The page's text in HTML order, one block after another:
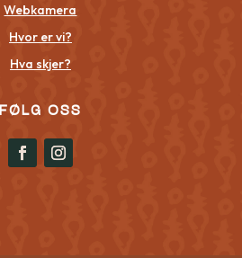
Webkamera
Hvor er vi?
Hva skjer?
FØLG OSS